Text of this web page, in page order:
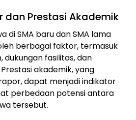
dan Prestasi Akademik
di SMA baru dan SMA lama
berbagai faktor, termasuk
fasilitas, dan
akademik, yang
dapat menjadi indikator
perbedaan potensi antara
tersebut.